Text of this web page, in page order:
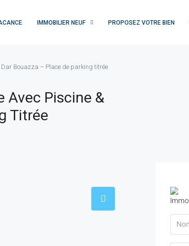
IMMOBILIER NEUF PROPOSEZ VOTRE BIEN
Bouazza – Place de parking titrée
Avec Piscine &
Titrée